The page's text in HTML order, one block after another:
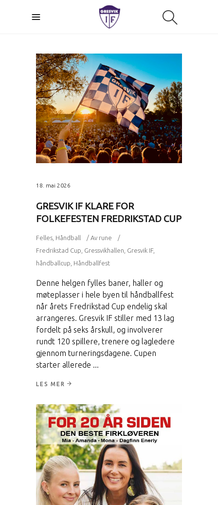
18. mai 2026
GRESVIK IF KLARE FOR
FOLKEFESTEN FREDRIKSTAD CUP
Felles Håndball Av rune
Fredrikstad Cup Gressvikhallen Gresvik IF,
håndballcup Håndballfest
Denne helgen fylles baner, haller og
møteplasser i hele byen til håndballfest
når årets Fredrikstad Cup endelig skal
arrangeres. Gresvik IF stiller med 13 lag
fordelt på seks årskull, og involverer
rundt 120 spillere, trenere og lagledere
gjennom turneringsdagene. Cupen
starter allerede
LES MER